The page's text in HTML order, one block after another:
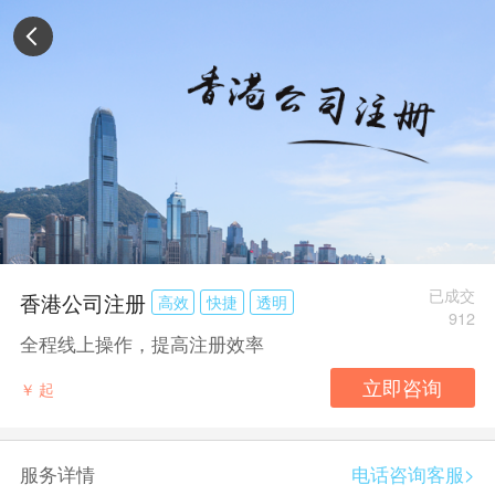
香港公司注册 高效 快捷 透明
已成交
912
全程线上操作，提高注册效率
￥ 起
服务详情 电话咨询客服>